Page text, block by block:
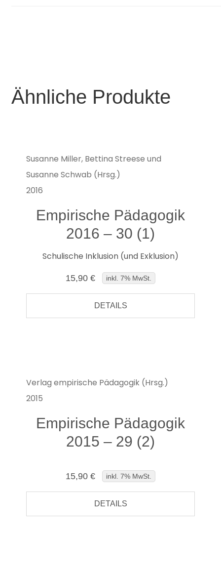
Ähnliche Produkte
Susanne Miller, Bettina Streese und
Susanne Schwab (Hrsg.)
2016
Empirische Pädagogik
2016 – 30 (1)
Schulische Inklusion (und Exklusion)
15,90 € inkl. 7% MwSt.
DETAILS
Verlag empirische Pädagogik (Hrsg.)
2015
Empirische Pädagogik
2015 – 29 (2)
15,90 € inkl. 7% MwSt.
DETAILS